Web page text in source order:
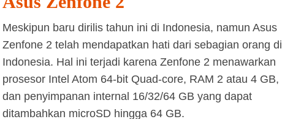
Meskipun baru dirilis tahun ini di Indonesia, namun Asus
Zenfone 2 telah mendapatkan hati dari sebagian orang di
Indonesia. Hal ini terjadi karena Zenfone 2 menawarkan
prosesor Intel Atom 64-bit Quad-core, RAM 2 atau 4 GB,
dan penyimpanan internal 16/32/64 GB yang dapat
ditambahkan microSD hingga 64 GB.